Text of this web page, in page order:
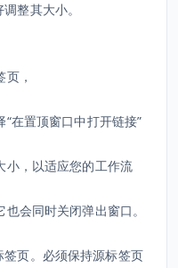
整其大小。
，
在置顶窗口中打开链接”
小，以适应您的工作流
会同时关闭弹出窗口。
页。必须保持源标签页